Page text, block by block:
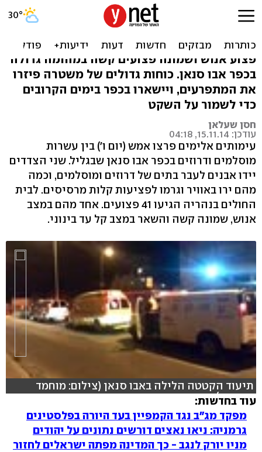
41 נפצעו בעימות בין דרוזים
למוסלמים בגליל
פצוע אנוש ושמונה פצועים קשה במהומה גדולה
בכפר אבו סנאן. כוחות גדולים של משטרה פיזרו
את המתפרעים, ויישארו בכפר בימים הקרובים
כדי לשמור על השקט
חסן שעלאן
עודכן: 15.11.14, 04:18
עימותים אלימים פרצו אמש (יום ו') בין עשרות
מוסלמים ודרוזים בכפר אבו סנאן שבגליל. שני הצדדים
יידו אבנים לעבר בתים של דרוזים ומוסלמים, וכמה
מהם ירו באוויר וגרמו לפציעות קלות מרסיסים. לבית
החולים בנהריה הגיעו 41 פצועים. אחד מהם במצב
אנוש, שמונה קשה והשאר במצב קל עד בינוני.
hlsjs-lite: Network error
תיעוד הקטטה הלילה באבו סנאן (צילום: מוחמד
שינאווי)
עוד בחדשות:
מפקד מג"ב נגד הקמפיין בעד היורה בפלסטינים
גרמניה: ניאו נאצים דורשים נתונים על יהודים
מניו יורק לנגב - כך המדינה מפתה ישראלים לחזור